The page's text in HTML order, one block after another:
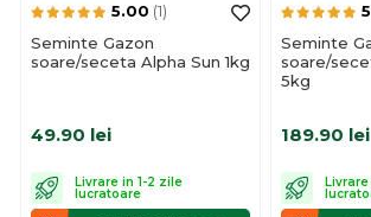
5.00 (1)
Seminte Gazon
soare/seceta Alpha Sun 1kg
49.90 lei
Livrare in 1-2 zile
lucratoare
Seminte
soare/
5kg
189.90 lei